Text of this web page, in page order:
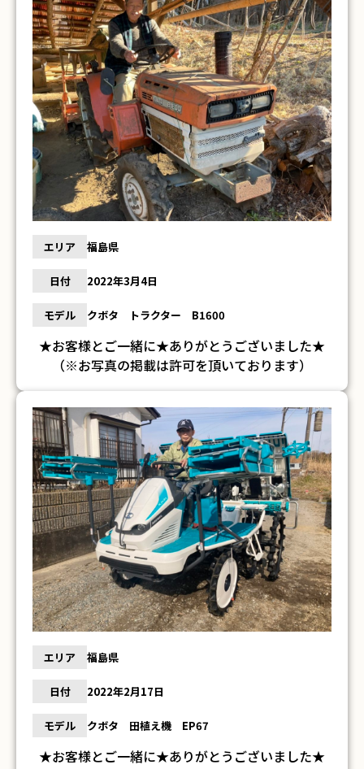
エリア 福島県
日付 2022年3月4日
モデル クボタ トラクター B1600
★お客様とご一緒に★ありがとうございました★
（※お写真の掲載は許可を頂いております）
エリア 福島県
日付 2022年2月17日
モデル クボタ 田植え機 EP67
★お客様とご一緒に★ありがとうございました★